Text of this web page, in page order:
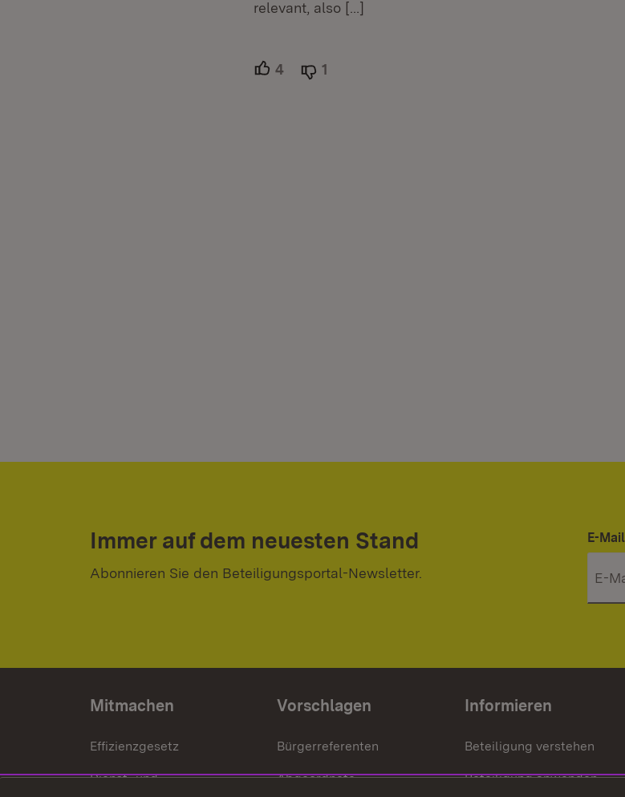
relevant, also […]
4 Unterstützer.
1
Immer auf dem neuesten Stand
Abonnieren Sie den Beteiligungsportal-Newsletter.
E-
Mitmachen
Effizienzgesetz
Dienst- und
Vorschlagen
Bürgerreferenten
Abgeordnete
Informieren
Beteiligung verstehen
Beteiligung anwenden